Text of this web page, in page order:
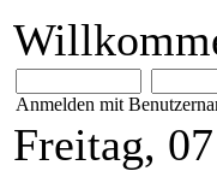
Anmelden mit
Freitag,